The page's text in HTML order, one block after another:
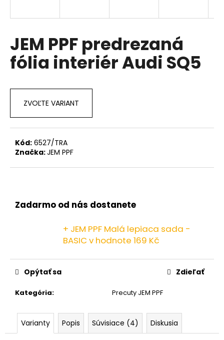
JEM PPF predrezaná
fólia interiér Audi SQ5
ZVOĽTE VARIANT
Kód: 6527/TRA
Značka:JEM PPF
Zadarmo od nás dostanete
+ JEM PPF Malá lepiaca sada -
BASIC v hodnote 169 Kč
Kategória: Precuty JEM PPF
Opýtať sa Zdieľať
Varianty Popis Súvisiace (4) Diskusia
s
ť
?
HĽADAŤ
d
e